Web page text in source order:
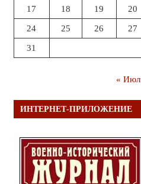
17 18 19 20
24 25 26 27
31
« Июл
ИНТЕРНЕТ-ПРИЛОЖЕНИЕ